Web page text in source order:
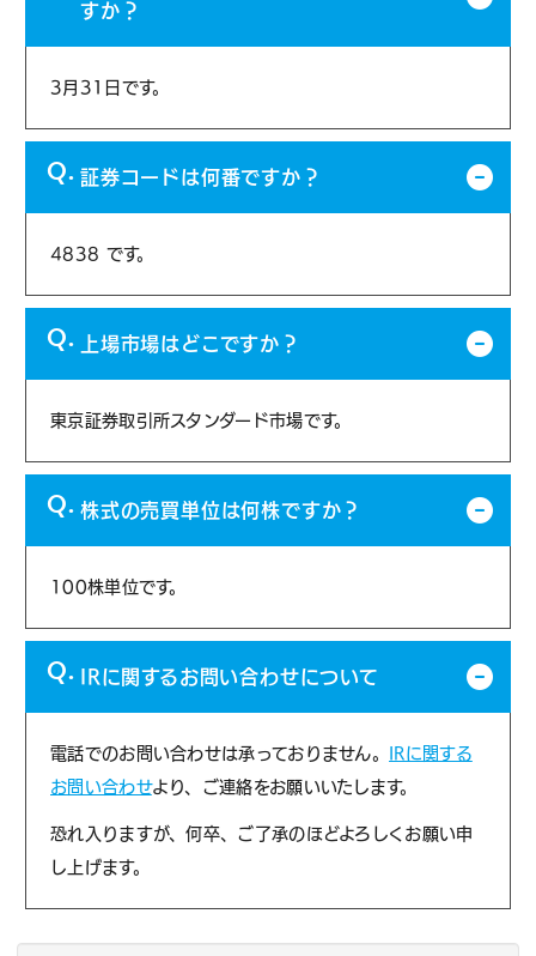
すか？
3月31日です。
証券コードは何番ですか？
4838 です。
上場市場はどこですか？
東京証券取引所スタンダード市場です。
株式の売買単位は何株ですか？
100株単位です。
IRに関するお問い合わせについて
電話でのお問い合わせは承っておりません。
IRに関する
お問い合わせより、ご連絡をお願いいたします。
恐れ入りますが、何卒、ご了承のほどよろしくお願い申
し上げます。